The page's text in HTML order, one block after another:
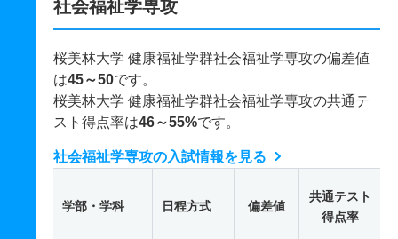
社会福祉学専攻
桜美林大学 健康福祉学群社会福祉学専攻の偏差値
は45～50です。
桜美林大学 健康福祉学群社会福祉学専攻の共通テ
スト得点率は46～55%です。
社会福祉学専攻の入試情報を見る
学部・学科 日程方式 偏差値
共通テスト
得点率